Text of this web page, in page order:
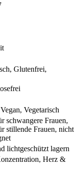
Glutenfrei,
Vegetarisch
schwangere Frauen,
stillende Frauen, nicht
lichtgeschützt lagern
Herz &